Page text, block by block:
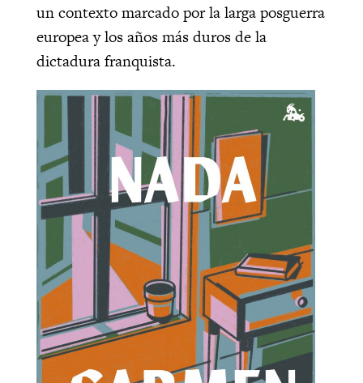
un contexto marcado por la larga posguerra
europea y los años más duros de la
dictadura franquista.